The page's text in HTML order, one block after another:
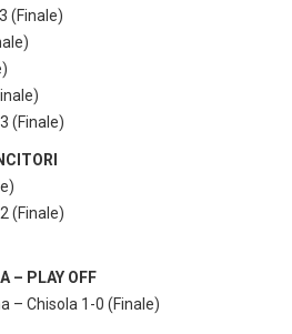
(Finale)
(Finale)
(Finale)
– PLAY OFF
– Chisola 1-0 (Finale)